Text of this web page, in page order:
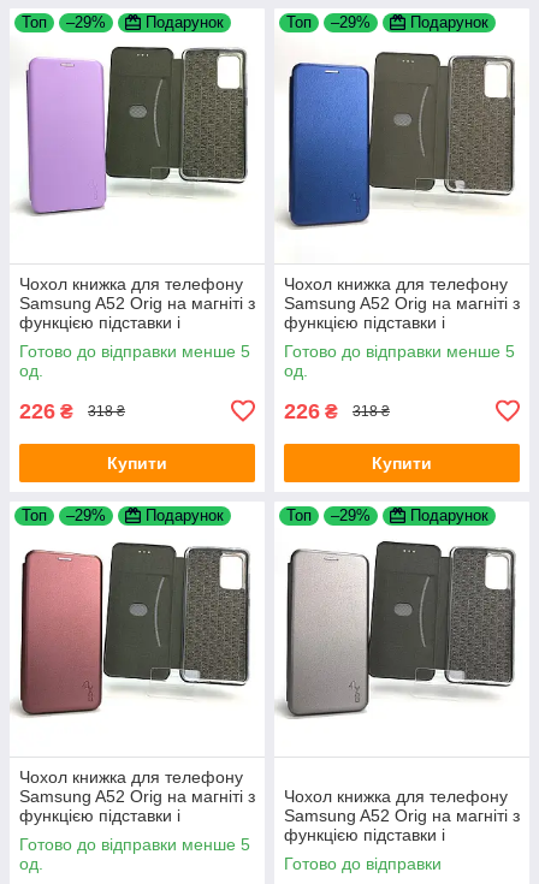
Топ –29% Подарунок
Чохол книжка для телефону
Samsung A52 Orig на магніті з
функцією підставки і
кишенею для карток
Lavander 4you
Готово до відправки менше 5
од.
226 ₴ 318 ₴
Купити
Топ –29% Подарунок
Чохол книжка для телефону
Samsung A52 Orig на магніті з
функцією підставки і
кишенею для карт Blue 4you
Готово до відправки менше 5
од.
226 ₴ 318 ₴
Купити
Топ –29% Подарунок
Чохол книжка для телефону
Samsung A52 Orig на магніті з
функцією підставки і
кишенею для карт Marsala
4you
Готово до відправки менше 5
од.
Топ –29% Подарунок
Чохол книжка для телефону
Samsung A52 Orig на магніті з
функцією підставки і
кишенею для карток Grey
4you
Готово до відправки